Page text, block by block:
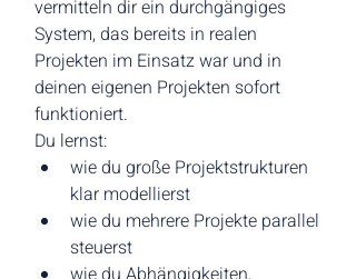
vermitteln dir ein durchgängiges
System, das bereits in realen
Projekten im Einsatz war und in
deinen eigenen Projekten sofort
funktioniert.
Du lernst:
wie du große Projektstrukturen
klar modellierst
wie du mehrere Projekte parallel
steuerst